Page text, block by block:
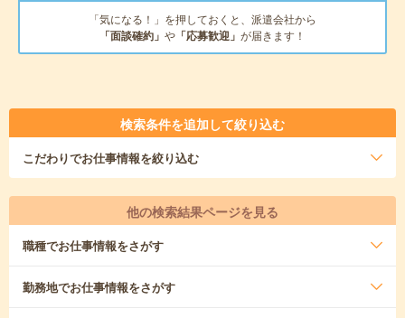
「気になる！」を押しておくと、派遣会社から
「面談確約」 や 「応募歓迎」 が届きます！
検索条件を追加して絞り込む
こだわりでお仕事情報を絞り込む
他の検索結果ページを見る
職種でお仕事情報をさがす
勤務地でお仕事情報をさがす